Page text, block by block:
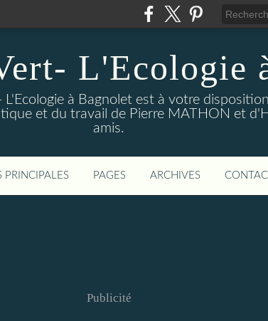
L'Ecologie
L'Ecologie à Bagnolet est à votre
et du travail de Pierre MATHON et
amis.
PRINCIPALES PAGES ARCHIVES
Publicité